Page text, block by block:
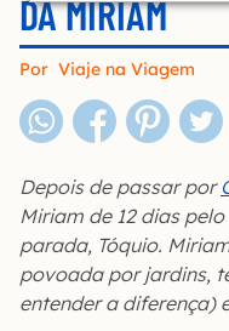
DA MIRIAM
Por Viaje na Viagem
Depois de passar por
Miriam de 12 dias
parada, Tóquio.
povoada por jardins,
entender a diferença)